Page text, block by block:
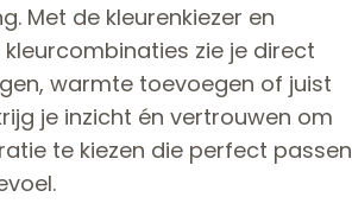
Met de kleurenkiezer en
zie je direct
warmte toevoegen of juist
je inzicht én vertrouwen om
te kiezen die perfect passen